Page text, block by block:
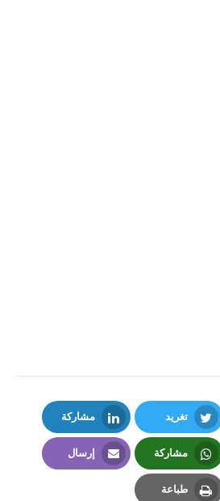
تغريد
Twitter
مشاركة
LinkedIn
مشاركة
Whatsapp
إرسال
طباعة